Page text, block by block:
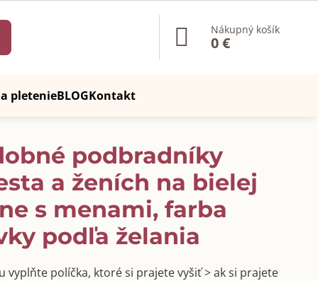
Nákupný košík
0 €
pletenieBLOGKontakt
podbradníky
a ženích na bielej
s menami, farba
podľa želania
vyplňte políčka, ktoré si prajete vyšiť > ak si prajete